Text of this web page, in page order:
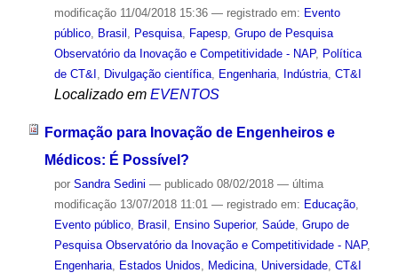
modificação11/04/2018 15:36 — registrado em: Evento
público, Brasil Pesquisa, Fapesp, Grupo de Pesquisa
Observatório da Inovação e Competitividade - NAP, Política
de CT&I
Divulgação científica, Engenharia, Indústria, CT&I
Localizado em EVENTOS
Formação para Inovação de Engenheiros e
Médicos: É Possível?
por Sandra Sedini — publicado08/02/2018 — última
modificação13/07/2018 11:01 — registrado em: Educação,
Evento público, Brasil Ensino Superior, Saúde, Grupo de
Pesquisa Observatório da Inovação e Competitividade - NAP,
Engenharia, Estados Unidos Medicina, Universidade, CT&I